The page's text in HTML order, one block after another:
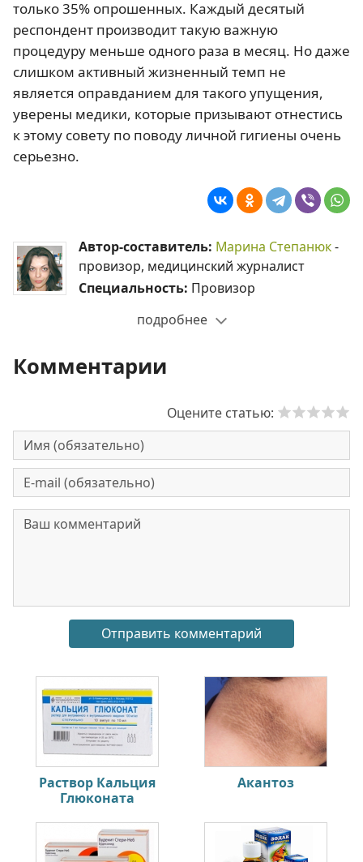
только 35% опрошенных. Каждый десятый
респондент производит такую важную
процедуру меньше одного раза в месяц. Но даже
слишком активный жизненный темп не
является оправданием для такого упущения,
уверены медики, которые призывают отнестись
к этому совету по поводу личной гигиены очень
серьезно.
Автор-составитель: Марина Степанюк-
провизор, медицинский журналист
Специальность: Провизор
подробнее
Комментарии
Оцените статью:
Раствор Кальция
Глюконата
Акантоз